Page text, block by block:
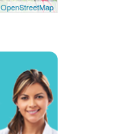
OpenStreetMap